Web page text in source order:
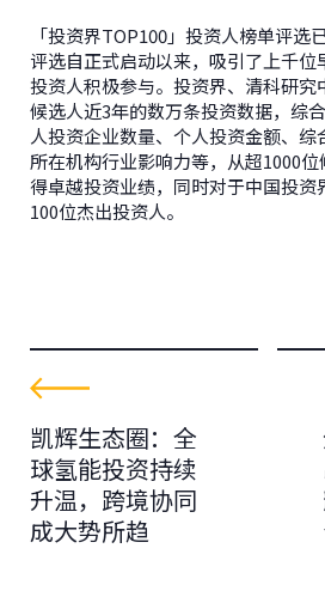
「投资界TOP100」投资人榜单评选
评选自正式启动以来，吸引了上千位
投资人积极参与。投资界、清科研究
候选人近3年的数万条投资数据，综
人投资企业数量、个人投资金额、
所在机构行业影响力等，从超1000
得卓越投资业绩，同时对于中国投资
100位杰出投资人。
凯辉生态圈：全
球氢能投资持续
升温，跨境协同
成大势所趋